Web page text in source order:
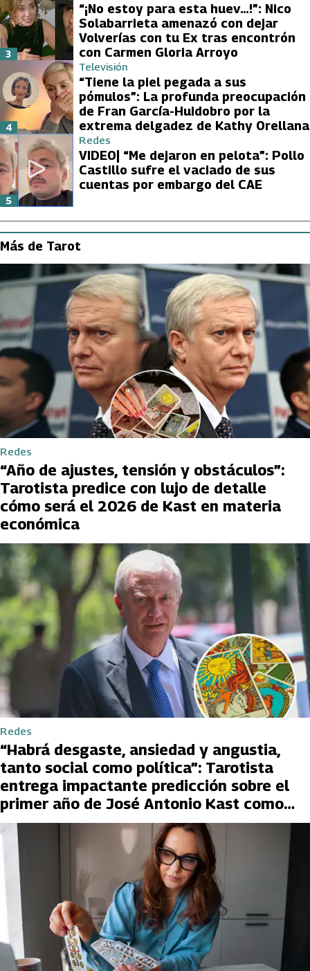
“¡No estoy para esta huev…!”: Nico
Solabarrieta amenazó con dejar
Volverías con tu Ex tras encontrón
con Carmen Gloria Arroyo
3
Televisión
“Tiene la piel pegada a sus
pómulos”: La profunda preocupación
de Fran García-Huidobro por la
extrema delgadez de Kathy Orellana
4
Redes
VIDEO| “Me dejaron en pelota”: Pollo
Castillo sufre el vaciado de sus
cuentas por embargo del CAE
5
Más de Tarot
Redes
“Año de ajustes, tensión y obstáculos”:
Tarotista predice con lujo de detalle
cómo será el 2026 de Kast en materia
económica
Redes
“Habrá desgaste, ansiedad y angustia,
tanto social como política”: Tarotista
entrega impactante predicción sobre el
primer año de José Antonio Kast como
Presidente